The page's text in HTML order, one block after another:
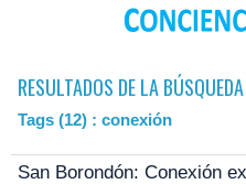
RESULTADOS DE LA BÚSQUEDA
Tags (12) : conexión
San Borondón: Conexión